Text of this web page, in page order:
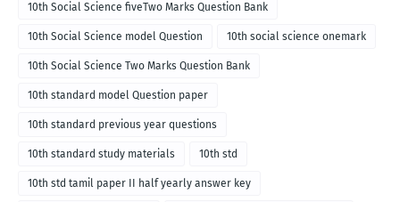
10th Social Science fiveTwo Marks Question Bank
10th Social Science model Question 10th social science onemark
10th Social Science Two Marks Question Bank
10th standard model Question paper
10th standard previous year questions
10th standard study materials 10th std
10th std tamil paper II half yearly answer key